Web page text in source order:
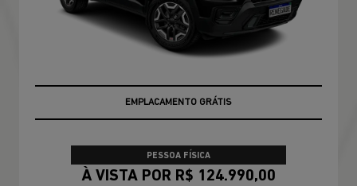
EMPLACAMENTO GRÁTIS
PESSOA FÍSICA
À VISTA POR R$ 124.990,00